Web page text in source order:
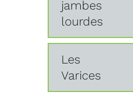
jambes
lourdes
Les
Varices